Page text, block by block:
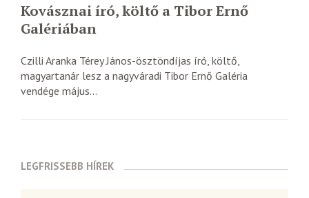
Kovásznai író, költő a Tibor Ernő
Galériában
Czilli Aranka Térey János-ösztöndíjas író, költő,
magyartanár lesz a nagyváradi Tibor Ernő Galéria
vendége május...
LEGFRISSEBB HÍREK